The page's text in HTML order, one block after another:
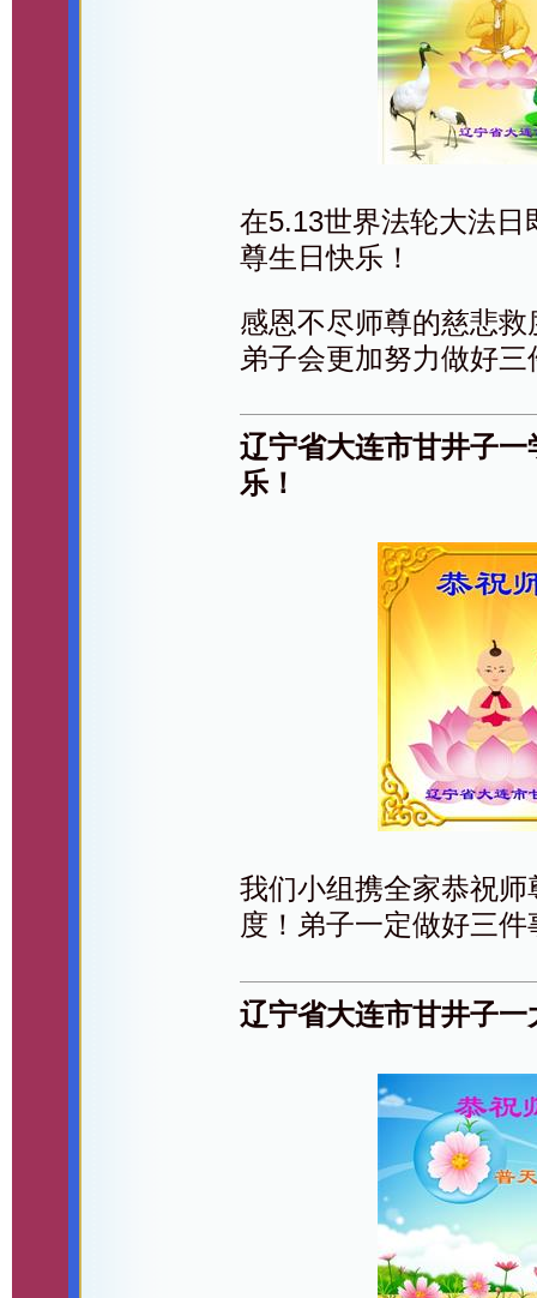
在5.13世界法轮大法
尊生日快乐！
感恩不尽师尊的慈悲
弟子会更加努力做好
辽宁省大连市甘井子
乐！
我们小组携全家恭祝
度！弟子一定做好三
辽宁省大连市甘井子